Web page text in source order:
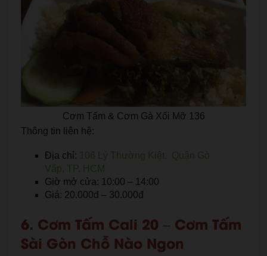
Cơm Tấm & Cơm Gà Xối Mỡ 136
Thông tin liên hệ:
Địa chỉ: 106 Lý Thường Kiệt, Quận Gò
Vấp, TP. HCM
Giờ mở cửa: 10:00 – 14:00
Giá: 20.000đ – 30.000đ
6. Cơm Tấm Cali 20 – Cơm Tấm
Sài Gòn Chỗ Nào Ngon